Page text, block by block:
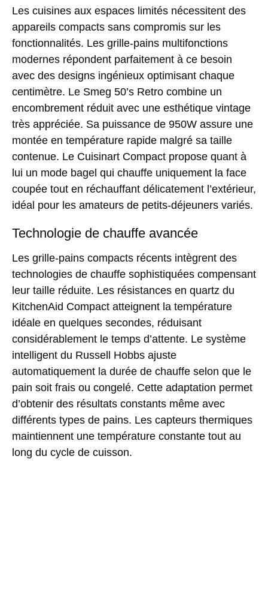
Les cuisines aux espaces limités nécessitent des
appareils compacts sans compromis sur les
fonctionnalités. Les grille-pains multifonctions
modernes répondent parfaitement à ce besoin
avec des designs ingénieux optimisant chaque
centimètre. Le Smeg 50’s Retro combine un
encombrement réduit avec une esthétique vintage
très appréciée. Sa puissance de 950W assure une
montée en température rapide malgré sa taille
contenue. Le Cuisinart Compact propose quant à
lui un mode bagel qui chauffe uniquement la face
coupée tout en réchauffant délicatement l’extérieur,
idéal pour les amateurs de petits-déjeuners variés.
Technologie de chauffe avancée
Les grille-pains compacts récents intègrent des
technologies de chauffe sophistiquées compensant
leur taille réduite. Les résistances en quartz du
KitchenAid Compact atteignent la température
idéale en quelques secondes, réduisant
considérablement le temps d’attente. Le système
intelligent du Russell Hobbs ajuste
automatiquement la durée de chauffe selon que le
pain soit frais ou congelé. Cette adaptation permet
d’obtenir des résultats constants même avec
différents types de pains. Les capteurs thermiques
maintiennent une température constante tout au
long du cycle de cuisson.